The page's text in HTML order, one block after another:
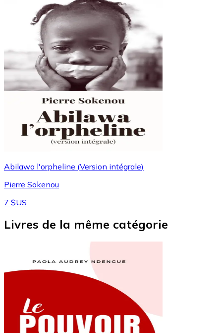
Abilawa l'orpheline (Version intégrale)
Pierre Sokenou
7 $US
Livres de la même catégorie